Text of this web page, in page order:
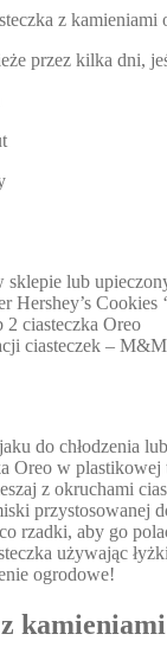
przez kilka dni,
lub
Hershey’s
ciasteczka Oreo
ciasteczek –
do chłodzenia
Oreo w
z okruchami
przystosowanej
rzadki, aby go
używając
ogrodowe!